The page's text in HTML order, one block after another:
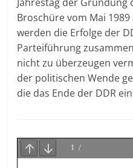
Broschüre vom Mai
werden die Erfolge der
Parteiführung
nicht zu überzeugen
der politischen Wende
die das Ende der DDR